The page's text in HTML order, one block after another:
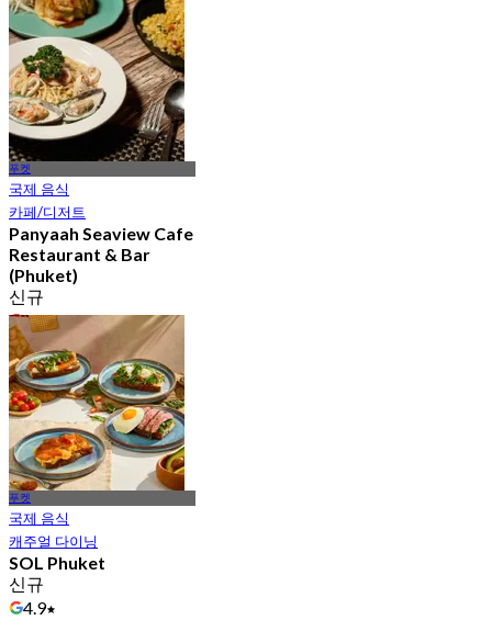
푸켓
국제 음식
카페/디저트
Panyaah Seaview Cafe
Restaurant & Bar
(Phuket)
신규
4.3
에서
฿ 563
푸켓
국제 음식
캐주얼 다이닝
SOL Phuket
신규
4.9